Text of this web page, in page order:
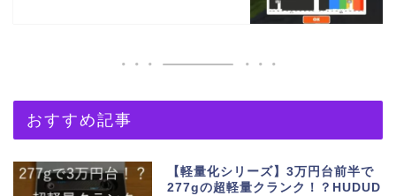
おすすめ記事
【軽量化シリーズ】3万円台前半で
277gの超軽量クランク！？HUDUD